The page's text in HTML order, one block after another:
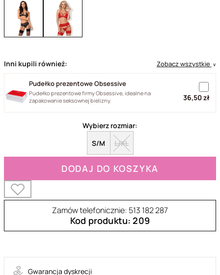
Inni kupili również: Zobacz wszystkie ∨
Pudełko prezentowe Obsessive
Pudełko prezentowe firmy Obsessive, idealne na
zapakowanie seksownej bielizny.
36,50 zł
Wybierz rozmiar:
S/M
L/XL
DODAJ DO KOSZYKA
Zamów telefonicznie: 513 182 287
Kod produktu: 209
Gwarancja dyskrecji